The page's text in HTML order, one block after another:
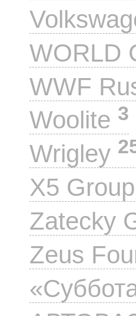
WORLD
WWF
Woolite 3
Wrigley
X5 Group
Zatecky
Zeus